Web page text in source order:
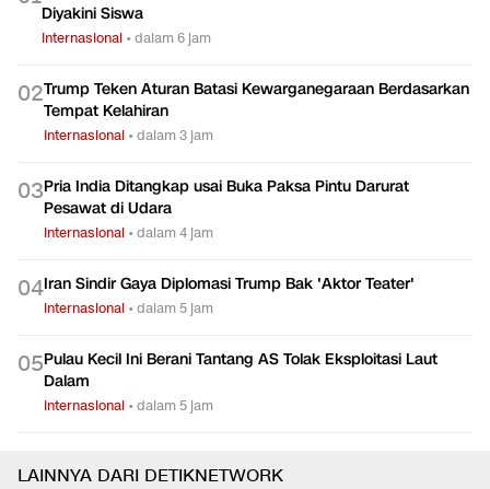
Diyakini Siswa
Internasional •dalam 6 jam
02Trump Teken Aturan Batasi Kewarganegaraan Berdasarkan
Tempat Kelahiran
Internasional •dalam 3 jam
03Pria India Ditangkap usai Buka Paksa Pintu Darurat
Pesawat di Udara
Internasional •dalam 4 jam
04Iran Sindir Gaya Diplomasi Trump Bak 'Aktor Teater'
Internasional •dalam 5 jam
05Pulau Kecil Ini Berani Tantang AS Tolak Eksploitasi Laut
Dalam
Internasional •dalam 5 jam
LAINNYA DARI DETIKNETWORK